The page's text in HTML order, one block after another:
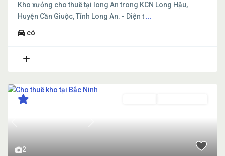
Kho xưởng cho thuê tại long An trong KCN Long Hậu,
Huyện Cần Giuộc, Tỉnh Long An. - Diện t ...
có
2
Previous Next